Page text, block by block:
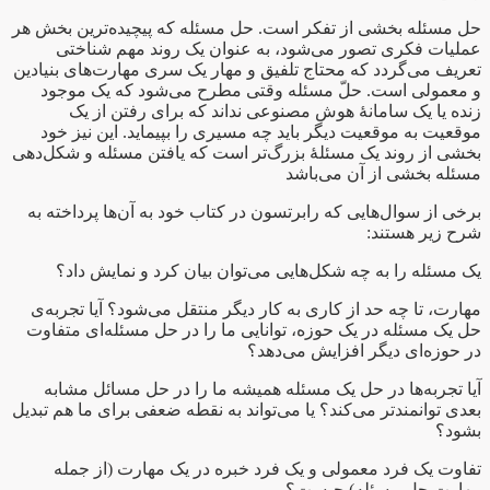
حل مسئله بخشی از تفکر است. حل مسئله که پیچیده‌ترین بخش هر
عملیات فکری تصور می‌شود، به عنوان یک روند مهم شناختی
تعریف می‌گردد که محتاج تلفیق و مهار یک سری مهارت‌های بنیادین
و معمولی است. حلّ مسئله وقتی مطرح می‌شود که یک موجود
زنده یا یک سامانهٔ هوش مصنوعی نداند که برای رفتن از یک
موقعیت به موقعیت دیگر باید چه مسیری را بپیماید. این نیز خود
بخشی از روند یک مسئلهٔ بزرگ‌تر است که یافتن مسئله و شکل‌دهی
مسئله بخشی از آن می‌باشد
برخی از سوال‌هایی که رابرتسون در کتاب خود به آن‌ها پرداخته به
شرح زیر هستند:
یک مسئله را به چه شکل‌هایی می‌توان بیان کرد و نمایش داد؟
مهارت، تا چه حد از کاری به کار دیگر منتقل می‌شود؟ آیا تجربه‌ی
حل یک مسئله در یک حوزه، توانایی ما را در حل مسئله‌ای متفاوت
در حوزه‌ای دیگر افزایش می‌دهد؟
آیا تجربه‌ها در حل یک مسئله همیشه ما را در حل مسائل مشابه
بعدی توانمندتر می‌کند؟ یا می‌تواند به نقطه‌ ضعفی برای ما هم تبدیل
بشود؟
تفاوت یک فرد معمولی و یک فرد خبره در یک مهارت (از جمله